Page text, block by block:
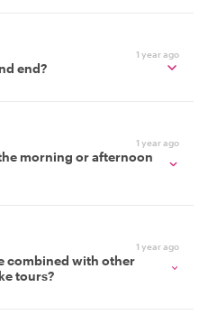
1 year ago
end?
1 year ago
morning or afternoon
1 year ago
combined with other
tours?